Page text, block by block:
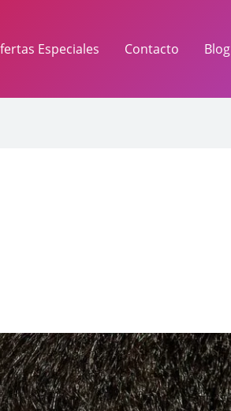
Especiales Contacto Blog